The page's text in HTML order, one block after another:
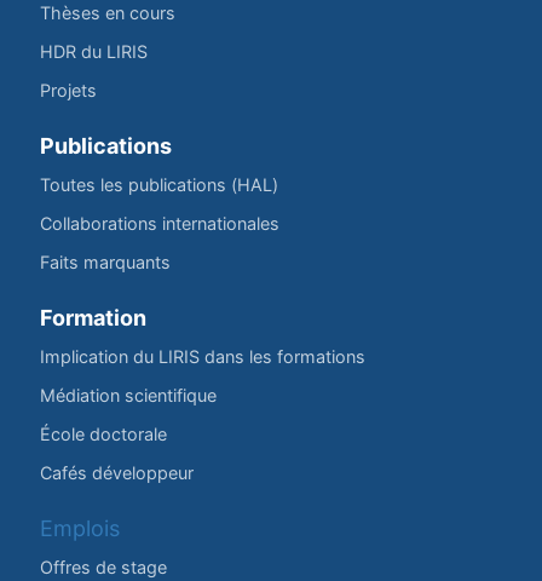
Thèses en cours
HDR du LIRIS
Projets
Publications
Toutes les publications (HAL)
Collaborations internationales
Faits marquants
Formation
Implication du LIRIS dans les formations
Médiation scientifique
École doctorale
Cafés développeur
Emplois
Offres de stage